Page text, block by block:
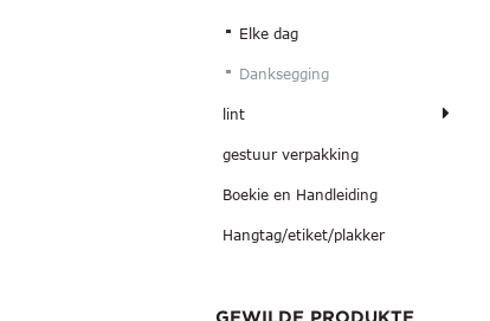
Elke dag
Danksegging
lint
gestuur verpakking
Boekie en Handleiding
Hangtag/etiket/plakker
GEWILDE PRODUKTE